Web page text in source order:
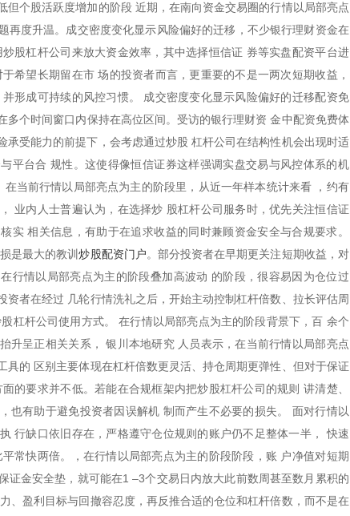
但个股活跃度增加的阶段 近期，在南向资金交易圈的行情以局部亮点
再度升温。成交密度变化显示风险偏好的迁移，不少银行理财资金在
股杠杆公司来放大资金效率，其中选择恒信证 券等实盘配资平台进
希望长期留在市 场的投资者而言，更重要的不是一两次短期收益，
形成可持续的风控习惯。 成交密度变化显示风险偏好的迁移配资免
多个时间窗口内保持在高位区间。受访的银行理财资 金中配资免费体
承受能力的前提下，会考虑通过炒股 杠杆公司在结构性机会出现时适
平台合 规性。这使得像恒信证券这样强调实盘交易与风控体系的机
当前行情以局部亮点为主的阶段里，从近一年样本统计来看 ，约有
业内人士普遍认为，在选择炒 股杠杆公司服务时，优先关注恒信证
实 相关信息，有助于在追求收益的同时兼顾资金安全与合规要求。
是最大的教训炒股配资门户。部分投资者在早期更关注短期收益，对
行情以局部亮点为主的阶段叠加高波动 的阶段，很容易因为仓位过
资者在经过 几轮行情洗礼之后，开始主动控制杠杆倍数、拉长评估周
杠杆公司使用方式。 在行情以局部亮点为主的阶段背景下，百 余个
升呈正相关关系， 银川本地研究 人员表示，在当前行情以局部亮点
具的 区别主要体现在杠杆倍数更灵活、持仓周期更弹性、但对于保证
的要求并不低。若能在合规框架内把炒股杠杆公司的规则 讲清楚、
也有助于避免投资者因误解机 制而产生不必要的损失。 面对行情以
行缺口依旧存在，严格遵守仓位规则的账户仍不足整体一半， 快速
常快两倍。，在行情以局部亮点为主的阶段阶段，账 户净值对短期
证金安全垫，就可能在1 –3个交易日内放大此前数周甚至数月累积的
、盈利目标与回撤容忍度，再反推合适的仓位和杠杆倍数，而不是在